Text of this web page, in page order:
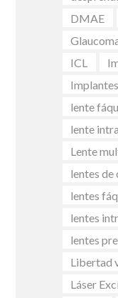
DMAE
ICL
lente
lente
Lente
lentes
lentes
lentes
lentes
Libertad
Láser